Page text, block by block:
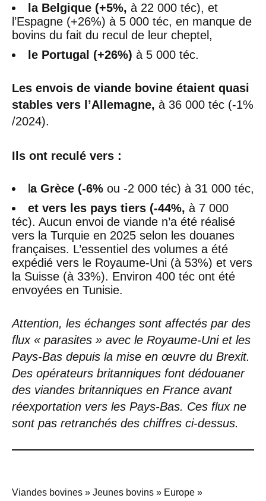
la Belgique (+5%, à 22 000 téc), et
l’Espagne (+26%) à 5 000 téc, en manque de
bovins du fait du recul de leur cheptel,
le Portugal (+26%) à 5 000 téc.
Les envois de viande bovine étaient quasi
stables vers l’Allemagne, à 36 000 téc (-1%
/2024).
Ils ont reculé vers :
a Grèce (-6% ou -2 000 téc) à 31 000 téc,
et vers les pays tiers (-44%, à 7 000
téc). Aucun envoi de viande n’a été réalisé
vers la Turquie en 2025 selon les douanes
françaises. L’essentiel des volumes a été
expédié vers le Royaume-Uni (à 53%) et vers
la Suisse (à 33%). Environ 400 téc ont été
envoyées en Tunisie.
Attention, les échanges sont affectés par des
flux « parasites » avec le Royaume-Uni et les
Pays-Bas depuis la mise en œuvre du Brexit.
Des opérateurs britanniques font dédouaner
des viandes britanniques en France avant
réexportation vers les Pays-Bas. Ces flux ne
sont pas retranchés des chiffres ci-dessus.
Viandes bovines » Jeunes bovins » Europe »